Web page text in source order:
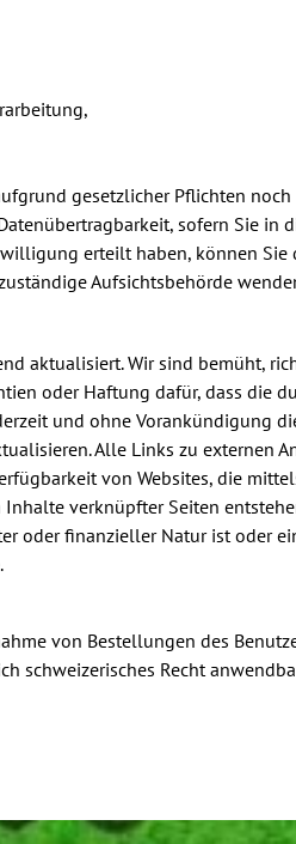
gesetzlicher Pflichten
sofern Sie
erteilt haben, können
Aufsichtsbehörde
aktualisiert. Wir sind bemüht,
oder Haftung dafür, dass die
und ohne Vorankündigung
Alle Links zu externen
von Websites, die
verknüpfter Seiten
oder finanzieller Natur ist oder
von Bestellungen des
schweizerisches Recht